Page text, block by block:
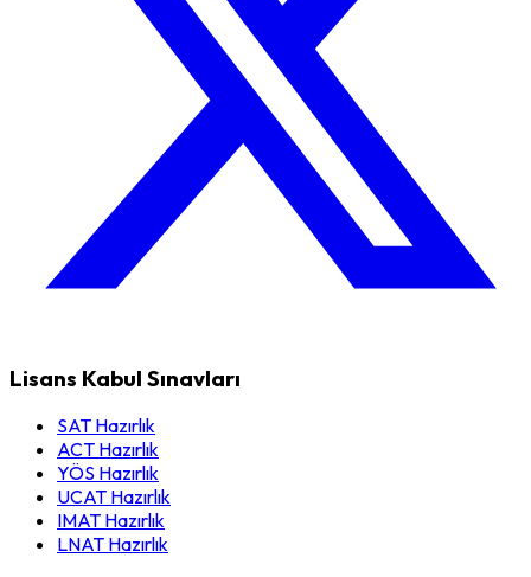
Lisans Kabul Sınavları
SAT Hazırlık
ACT Hazırlık
YÖS Hazırlık
UCAT Hazırlık
IMAT Hazırlık
LNAT Hazırlık